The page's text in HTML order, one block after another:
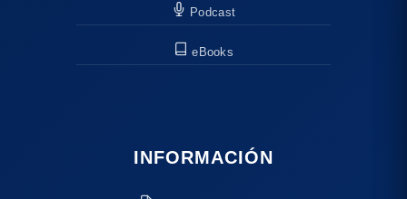
Podcast
eBooks
INFORMACIÓN